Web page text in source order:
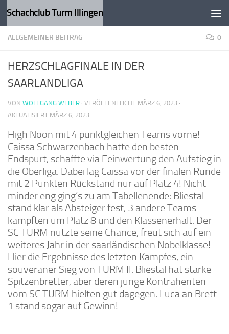
Zum Inhalt springen
Schachclub Turm Illingen
ALLGEMEINER BEITRAG 0
HERZSCHLAGFINALE IN DER
SAARLANDLIGA
VON WOLFGANG WEBER · VERÖFFENTLICHT MÄRZ 6, 2023 ·
AKTUALISIERT MÄRZ 6, 2023
High Noon mit 4 punktgleichen Teams vorne!
Caissa Schwarzenbach hatte den besten
Endspurt, schaffte via Feinwertung den Aufstieg in
die Oberliga. Dabei lag Caissa vor der finalen Runde
mit 2 Punkten Rückstand nur auf Platz 4! Nicht
minder eng ging’s zu am Tabellenende: Bliestal
stand klar als Absteiger fest, 3 andere Teams
kämpften um Platz 8 und den Klassenerhalt. Der
SC TURM nutzte seine Chance, freut sich auf ein
weiteres Jahr in der saarländischen Nobelklasse!
Hier die Ergebnisse des letzten Kampfes, ein
souveräner Sieg von TURM II. Bliestal hat starke
Spitzenbretter, aber deren junge Kontrahenten
vom SC TURM hielten gut dagegen. Luca an Brett
1 stand sogar auf Gewinn!